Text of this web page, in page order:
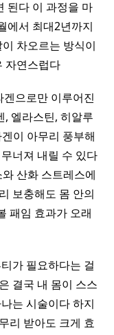
된다 이 과정을 마
에서 최대2년까지
차오르는 방식이
자연스럽다
으로만 이루어진
, 엘라스틴, 히알루
이 아무리 풍부해
너져 내릴 수 있다
산화 스트레스에
보충해도 몸 안의
패임 효과가 오래
가 필요하다는 걸
은 결국 내 몸이 스스
는 시술이다 하지
리 받아도 크게 효